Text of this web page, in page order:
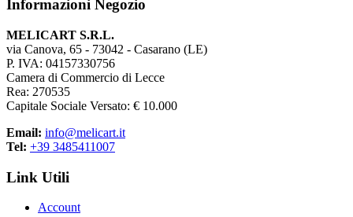
Informazioni Negozio
MELICART S.R.L.
via Canova, 65 - 73042 - Casarano (LE)
P. IVA: 04157330756
Camera di Commercio di Lecce
Rea: 270535
Capitale Sociale Versato: € 10.000
Email: info@melicart.it
Tel: +39 3485411007
Link Utili
Account